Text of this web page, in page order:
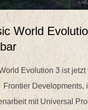
World
Evolution 3 ist jetzt
Frontier Developments,
mit Universal